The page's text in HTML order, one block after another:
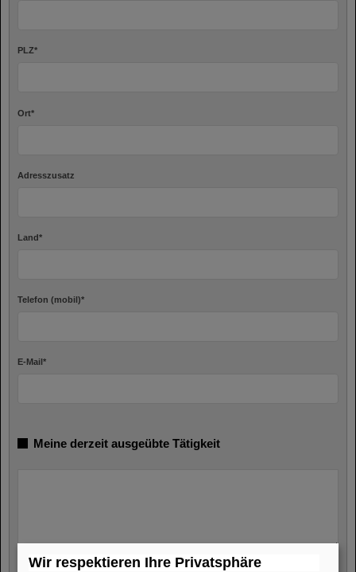
PLZ*
Ort*
Adresszusatz
Land*
Telefon (mobil)*
E-Mail *
Meine derzeit ausgeübte Tätigkeit
Wir respektieren Ihre Privatsphäre